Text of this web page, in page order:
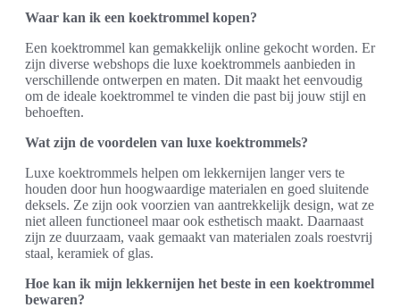
Waar kan ik een koektrommel kopen?
Een koektrommel kan gemakkelijk online gekocht worden. Er
zijn diverse webshops die luxe koektrommels aanbieden in
verschillende ontwerpen en maten. Dit maakt het eenvoudig
om de ideale koektrommel te vinden die past bij jouw stijl en
behoeften.
Wat zijn de voordelen van luxe koektrommels?
Luxe koektrommels helpen om lekkernijen langer vers te
houden door hun hoogwaardige materialen en goed sluitende
deksels. Ze zijn ook voorzien van aantrekkelijk design, wat ze
niet alleen functioneel maar ook esthetisch maakt. Daarnaast
zijn ze duurzaam, vaak gemaakt van materialen zoals roestvrij
staal, keramiek of glas.
Hoe kan ik mijn lekkernijen het beste in een koektrommel
bewaren?